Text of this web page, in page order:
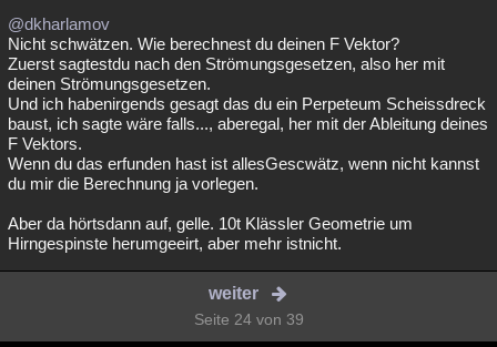
@dkharlamov
Nicht schwätzen. Wie berechnest du deinen F Vektor?
Zuerst sagtestdu nach den Strömungsgesetzen, also her mit
deinen Strömungsgesetzen.
Und ich habenirgends gesagt das du ein Perpeteum Scheissdreck
baust, ich sagte wäre falls..., aberegal, her mit der Ableitung deines
F Vektors.
Wenn du das erfunden hast ist allesGescwätz, wenn nicht kannst
du mir die Berechnung ja vorlegen.
Aber da hörtsdann auf, gelle. 10t Klässler Geometrie um
Hirngespinste herumgeeirt, aber mehr istnicht.
weiter
Seite 24 von 39